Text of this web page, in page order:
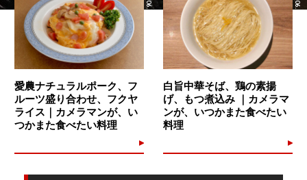
愛農ナチュラルポーク、フ
ルーツ盛り合わせ、フクヤ
ライス｜カメラマンが、い
つかまた食べたい料理
白旨中華そば、鶏の素揚
げ、もつ煮込み ｜カメラマ
ンが、いつかまた食べたい
料理